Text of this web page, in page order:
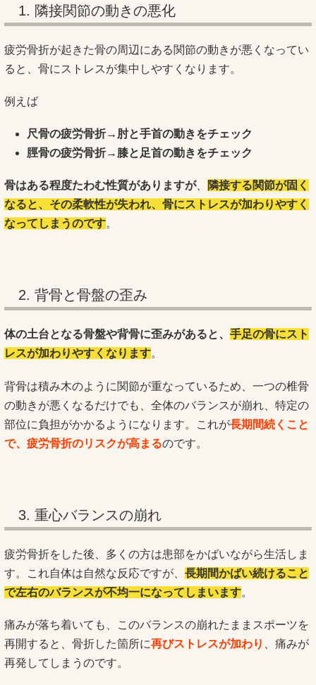
1. 隣接関節の動きの悪化
疲労骨折が起きた骨の周辺にある関節の動きが悪くなってい
ると、骨にストレスが集中しやすくなります。
例えば
尺骨の疲労骨折→肘と手首の動きをチェック
脛骨の疲労骨折→膝と足首の動きをチェック
骨はある程度たわむ性質がありますが、
隣接する関節が固く
なると、その柔軟性が失われ、骨にストレスが加わりやすく
なってしまうのです。
2. 背骨と骨盤の歪み
体の土台となる骨盤や背骨に歪みがあると、 手足の骨にスト
レスが加わりやすくなります。
背骨は積み木のように関節が重なっているため、一つの椎骨
の動きが悪くなるだけでも、全体のバランスが崩れ、特定の
部位に負担がかかるようになります。これが長期間続くこと
で、疲労骨折のリスクが高まるのです。
3. 重心バランスの崩れ
疲労骨折をした後、多くの方は患部をかばいながら生活しま
す。これ自体は自然な反応ですが、 長期間かばい続けること
で左右のバランスが不均一になってしまいます。
痛みが落ち着いても、このバランスの崩れたままスポーツを
再開すると、骨折した箇所に再びストレスが加わり
、痛みが
再発してしまうのです。